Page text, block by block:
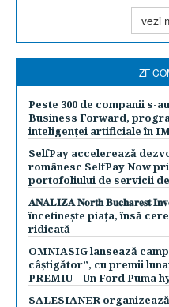
vezi
ZF
Peste 300 de companii s-
Business Forward,
inteligenței artificiale în
SelfPay accelerează
românesc SelfPay Now
portofoliului de servicii de
𝐀𝐍𝐀𝐋𝐈𝐙𝐀 𝐍𝐨𝐫𝐭𝐡 𝐁𝐮𝐜𝐡𝐚𝐫𝐞𝐬𝐭
încetinește piața, însă
ridicată
OMNIASIG lansează
câștigător”, cu premii
PREMIU – Un Ford Puma
SALESIANER